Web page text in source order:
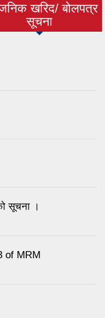
खरिद/ बोलपत्र
सूचना
(active tab)
सूचना ।
of MRM